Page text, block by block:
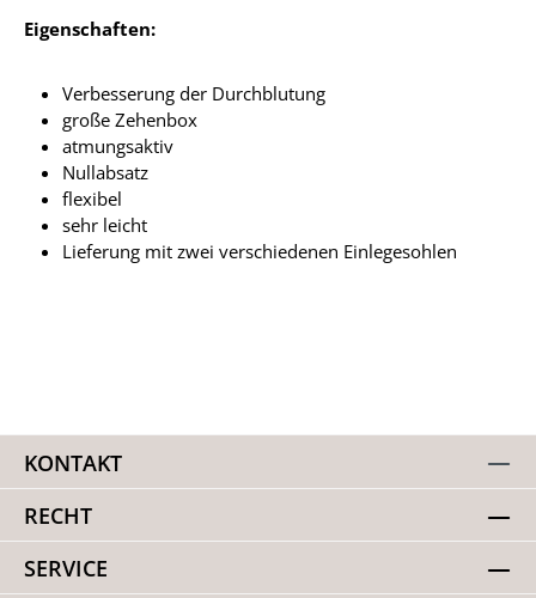
Eigenschaften:
Verbesserung der Durchblutung
große Zehenbox
atmungsaktiv
Nullabsatz
flexibel
sehr leicht
Lieferung mit zwei verschiedenen Einlegesohlen
KONTAKT
RECHT
SERVICE